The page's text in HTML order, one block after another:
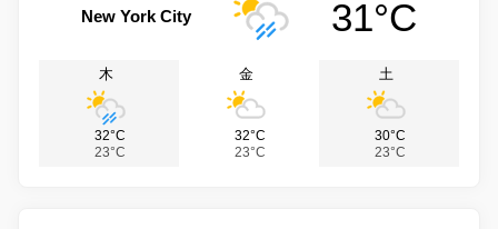
New York City 31°C
木
32°C
23°C
金
32°C
23°C
土
30°C
23°C